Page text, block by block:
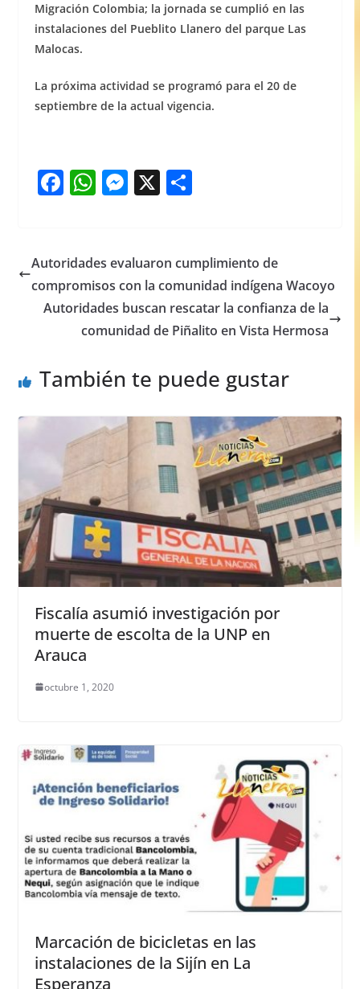
Migración Colombia; la jornada se cumplió en las
instalaciones del Pueblito Llanero del parque Las
Malocas.
La próxima actividad se programó para el 20 de
septiembre de la actual vigencia.
F
e
b
o
W
s
A
p
p
M
e
n
g
er
X S
e
Autoridades evaluaron cumplimiento de
compromisos con la comunidad indígena Wacoyo
Autoridades buscan rescatar la confianza de la
comunidad de Piñalito en Vista Hermosa
También te puede gustar
Fiscalía asumió investigación por
muerte de escolta de la UNP en
Arauca
octubre 1, 2020
Marcación de bicicletas en las
instalaciones de la Sijín en La
Esperanza